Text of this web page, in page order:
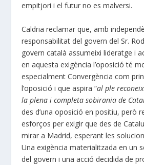
empitjori i el futur no es malversi.
Caldria reclamar que, amb
responsabilitat del govern del Sr.
govern català assumeixi lideratge i
en aquesta exigència l’oposició té
especialment Convergència com
l’oposició i que aspira “al ple
la plena i completa sobirania de
des d’una oposició en positiu, però
esforços per exigir que des de
mirar a Madrid, esperant les
Una exigència materialitzada en un
del govern i una acció decidida de